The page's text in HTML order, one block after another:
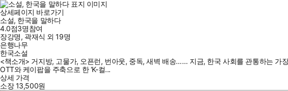
상세페이지 바로가기
소설, 한국을 말하다
4.0점3명참여
장강명, 곽재식 외19명
은행나무
한국소설
<책소개> 거지방, 고물가, 오픈런, 번아웃, 중독, 새벽 배송…… 지금, 한국 사회를 관통하는 가
OTT와 케이팝을 주축으로 한 ‘K-컬...
상세 가격
소장13,500원